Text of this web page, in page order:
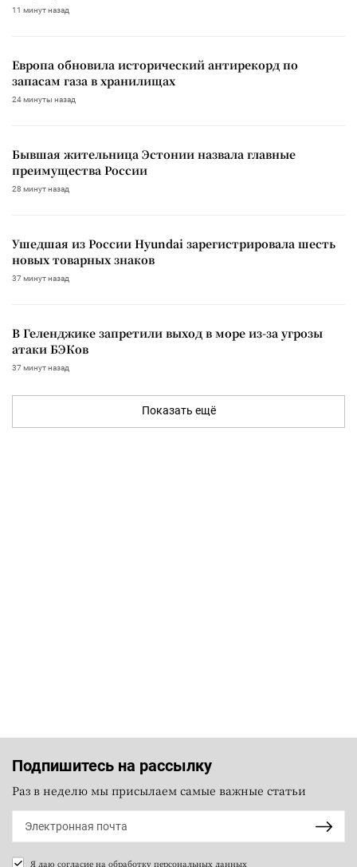
11 минут назад
Европа обновила исторический антирекорд по
запасам газа в хранилищах
24 минуты назад
Бывшая жительница Эстонии назвала главные
преимущества России
28 минут назад
Ушедшая из России Hyundai зарегистрировала шесть
новых товарных знаков
37 минут назад
В Геленджике запретили выход в море из-за угрозы
атаки БЭКов
37 минут назад
Показать ещё
Подпишитесь на рассылку
Раз в неделю мы присылаем самые важные статьи
Я даю согласие на обработку персональных данных